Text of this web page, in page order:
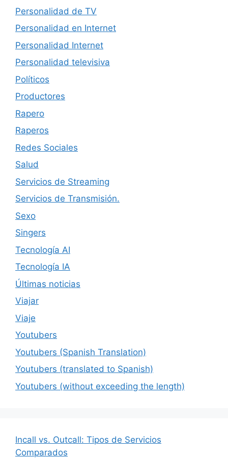
Personalidad de TV
Personalidad en Internet
Personalidad Internet
Personalidad televisiva
Políticos
Productores
Rapero
Raperos
Redes Sociales
Salud
Servicios de Streaming
Servicios de Transmisión.
Sexo
Singers
Tecnología AI
Tecnología IA
Últimas noticias
Viajar
Viaje
Youtubers
Youtubers (Spanish Translation)
Youtubers (translated to Spanish)
Youtubers (without exceeding the length)
Incall vs. Outcall: Tipos de Servicios
Comparados